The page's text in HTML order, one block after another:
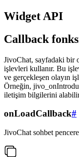
Widget API
Callback
JivoChat, sayfadaki bir
işlevleri kullanır. Bu
ve gerçekleşen olayın
Örneğin,
iletişim bilgilerini
onLoadCallback#
JivoChat sohbet